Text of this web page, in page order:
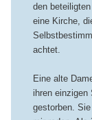
den
eine Kirche,
achtet.
Eine alte
ihren
gestorben.